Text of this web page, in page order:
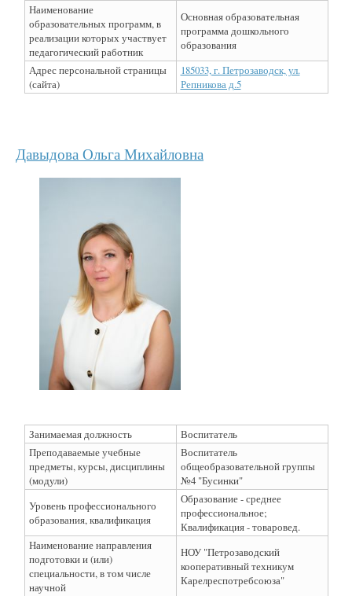
Наименование
образовательных программ, в
реализации которых участвует
педагогический работник
Основная образовательная
программа дошкольного
образования
Адрес персональной страницы
(сайта)
185033, г. Петрозаводск, ул.
Репникова д.5
Давыдова Ольга Михайловна
Занимаемая должность
Воспитатель
Преподаваемые учебные
предметы, курсы, дисциплины
(модули)
Воспитатель
общеобразовательной группы
№4 "Бусинки"
Уровень профессионального
образования, квалификация
Образование - среднее
профессиональное;
Квалификация - товаровед.
Наименование направления
подготовки и (или)
специальности, в том числе
научной
НОУ "Петрозаводский
кооперативный техникум
Карелреспотребсоюза"